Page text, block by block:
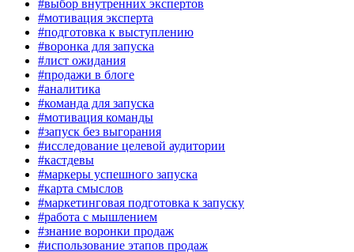
#выбор внутренних экспертов
#мотивация эксперта
#подготовка к выступлению
#воронка для запуска
#лист ожидания
#продажи в блоге
#аналитика
#команда для запуска
#мотивация команды
#запуск без выгорания
#исследование целевой аудитории
#кастдевы
#маркеры успешного запуска
#карта смыслов
#маркетинговая подготовка к запуску
#работа с мышлением
#знание воронки продаж
#использование этапов продаж